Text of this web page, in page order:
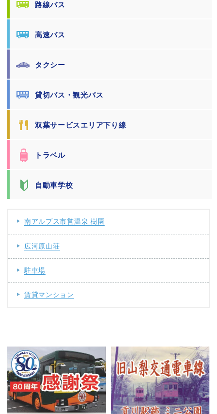
路線バス
高速バス
タクシー
貸切バス・観光バス
双葉サービスエリア下り線
トラベル
自動車学校
南アルプス市営温泉 樹園
広河原山荘
駐車場
賃貸マンション